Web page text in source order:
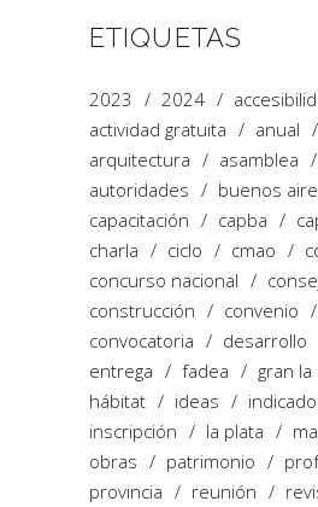
ETIQUETAS
2023 2024
actividad gratuita
anual
arquitectura
asamblea
autoridades
buenos
capacitación
capba
charla
ciclo cmao
concurso nacional
construcción
convenio
convocatoria
desarrollo
entrega
fadea
gran la
hábitat
ideas
inscripción
la plata
obras
patrimonio
provincia
reunión